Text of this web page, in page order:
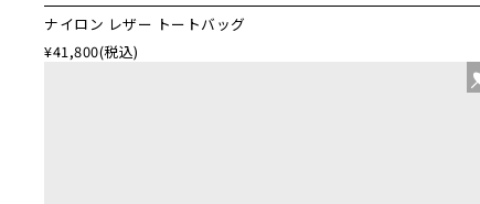
ナイロン レザー トートバッグ
¥41,800(税込)